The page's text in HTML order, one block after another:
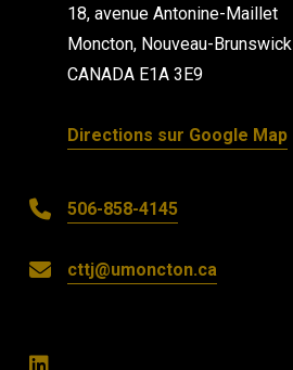
18, avenue Antonine-Maillet
Moncton, Nouveau-Brunswick
CANADA E1A 3E9
Directions sur Google Map
506-858-4145
cttj@umoncton.ca